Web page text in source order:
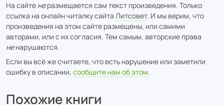
На сайте неразмещается сам текст произведения. Только
ссылка на онлайн читалку сайта Литсовет. И мы верим, что
произведения на этом сайте размещены, или самими
авторами, или с их согласия. Тем самым, авторские права
ненарушаются.
Если вы всё же считаете, что есть нарушение или заметили
ошибку в описании, сообщите нам об этом.
Похожие книги